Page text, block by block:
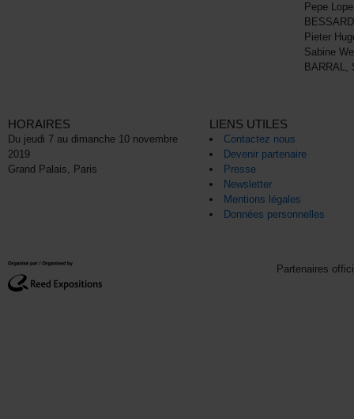
Pepe
Pieter
Sabine
BARRAL,
HORAIRES
Du jeudi 7 au dimanche 10 novembre
2019
Grand Palais, Paris
LIENS UTILES
Contactez nous
Devenir partenaire
Presse
Newsletter
Mentions légales
Données personnelles
Partenaires